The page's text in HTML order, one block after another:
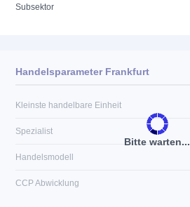
Subsektor
Bitte warten...
Handelsparameter Frankfurt
Kleinste handelbare Einheit
Spezialist
Handelsmodell
CCP Abwicklung